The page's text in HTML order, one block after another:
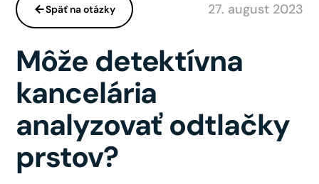
Späť na otázky 27. august 2023
Môže detektívna
kancelária
analyzovať odtlačky
prstov?